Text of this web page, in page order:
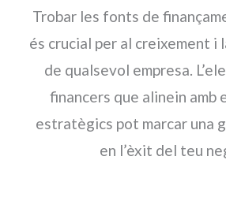
Trobar les fonts de
és crucial per al creixement
de qualsevol empresa.
financers que alinein amb
estratègics pot marcar una
en l’èxit del teu